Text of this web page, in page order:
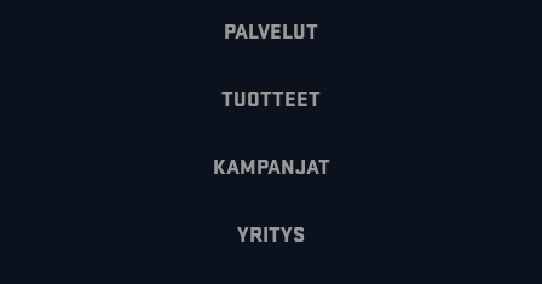
PALVELUT
TUOTTEET
KAMPANJAT
YRITYS